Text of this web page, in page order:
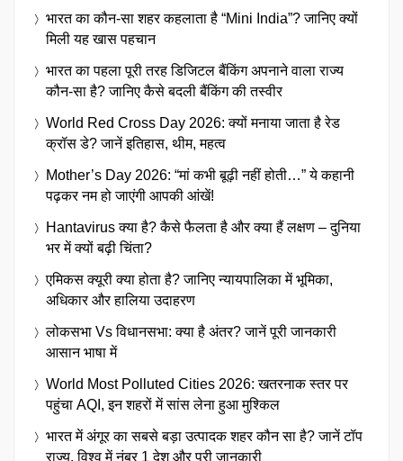
भारत का कौन-सा शहर कहलाता है “Mini India”? जानिए क्यों
मिली यह खास पहचान
भारत का पहला पूरी तरह डिजिटल बैंकिंग अपनाने वाला राज्य
कौन-सा है? जानिए कैसे बदली बैंकिंग की तस्वीर
World Red Cross Day 2026: क्यों मनाया जाता है रेड
क्रॉस डे? जानें इतिहास, थीम, महत्व
Mother’s Day 2026: “मां कभी बूढ़ी नहीं होती…” ये कहानी
पढ़कर नम हो जाएंगी आपकी आंखें!
Hantavirus क्या है? कैसे फैलता है और क्या हैं लक्षण – दुनिया
भर में क्यों बढ़ी चिंता?
एमिकस क्यूरी क्या होता है? जानिए न्यायपालिका में भूमिका,
अधिकार और हालिया उदाहरण
लोकसभा Vs विधानसभा: क्या है अंतर? जानें पूरी जानकारी
आसान भाषा में
World Most Polluted Cities 2026: खतरनाक स्तर पर
पहुंचा AQI, इन शहरों में सांस लेना हुआ मुश्किल
भारत में अंगूर का सबसे बड़ा उत्पादक शहर कौन सा है? जानें टॉप
राज्य, विश्व में नंबर 1 देश और पूरी जानकारी